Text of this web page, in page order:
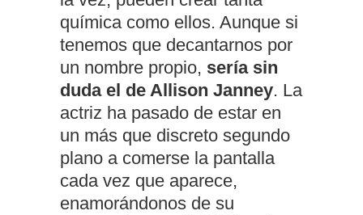
química como ellos. Aunque si
tenemos que decantarnos por
un nombre propio, sería sin
duda el de Allison Janney. La
actriz ha pasado de estar en
un más que discreto segundo
plano a comerse la pantalla
cada vez que aparece,
enamorándonos de su